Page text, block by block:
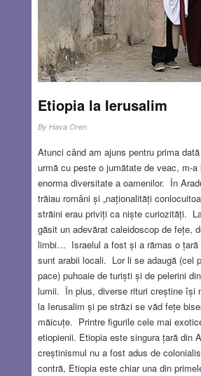
Etiopia la Ierusalim
By Hava Oren
Atunci când am ajuns pentru prima
urmă cu peste o jumătate de veac, m-a
enorma diversitate a oamenilor. În
trăiau români și „naționalități
străini erau priviți ca niște curiozități.
găsit un adevărat caleidoscop de fețe,
limbi… Israelul a fost și a rămas o
sunt arabii locali. Lor li se adaugă (cel
pace) puhoaie de turiști și de pelerini
lumii. În plus, diverse rituri creștine își
la Ierusalim și pe străzi se văd fețe
măicuțe. Printre figurile cele mai
etiopienii. Etiopia este singura țară din
creștinismul nu a fost adus de
contră, Etiopia este chiar una din